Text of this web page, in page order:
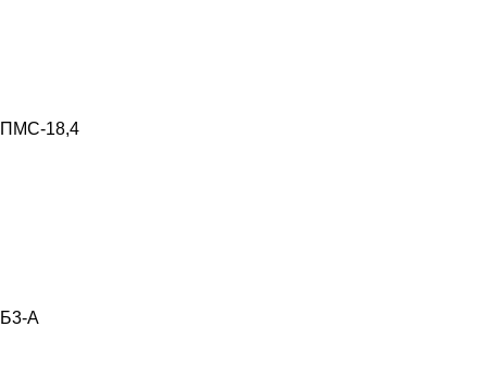
ПМС-18,4
Б3-А